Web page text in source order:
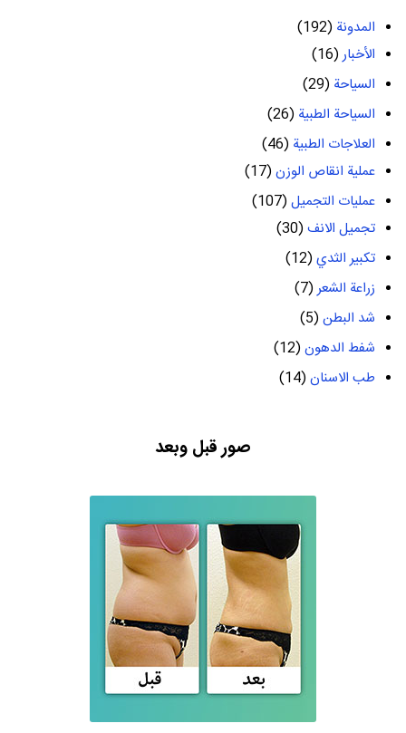
المدونة (192)
الأخبار(16)
السياحة (29)
السياحة الطبية (26)
العلاجات الطبية (46)
عملية انقاص الوزن(17)
عمليات التجميل(107)
تجميل الانف(30)
تكبير الثدي(12)
زراعة الشعر(7)
شد البطن(5)
شفط الدهون(12)
طب الاسنان(14)
صور قبل وبعد